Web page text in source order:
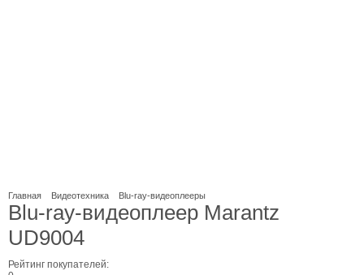
Главная Видеотехника Blu-ray-видеоплееры
Blu-ray-видеоплеер Marantz
UD9004
Рейтинг покупателей: